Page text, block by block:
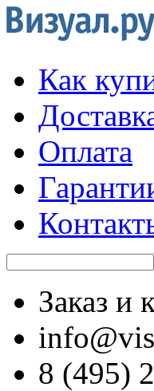
Как
Оплата
Заказ и
8 (495)